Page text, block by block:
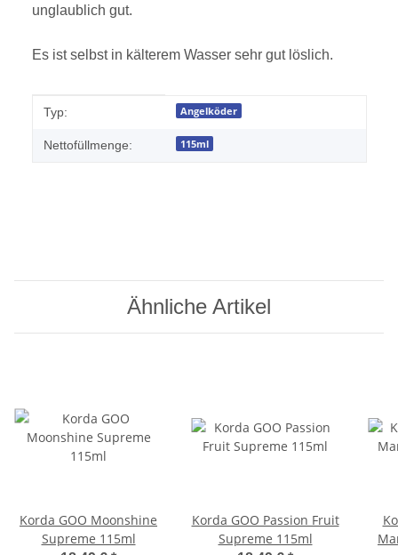
unglaublich gut.
Es ist selbst in kälterem Wasser sehr gut löslich.
Produkteigenschaft
Wert
Typ: Angelköder
Nettofüllmenge: 115ml
Ähnliche Artikel
Korda GOO Moonshine
Supreme 115ml
Korda GOO Passion Fruit
Supreme 115ml